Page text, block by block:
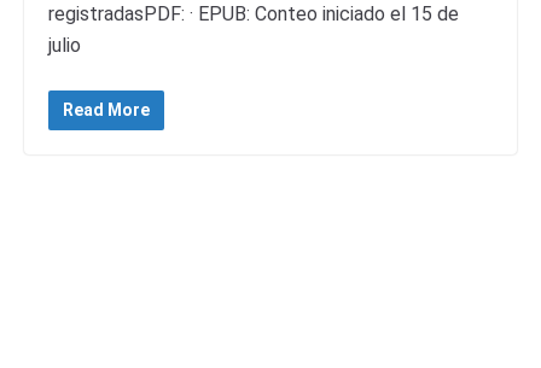
registradasPDF: · EPUB: Conteo iniciado el 15 de
julio
Read More